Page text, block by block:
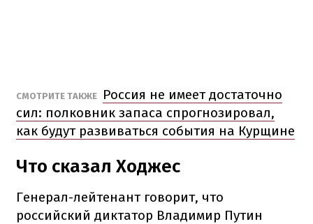
СМОТРИТЕ ТАКЖЕ
Россия не имеет достаточно
сил: полковник запаса спрогнозировал,
как будут развиваться события на Курщине
Что сказал Ходжес
Генерал-лейтенант говорит, что
российский диктатор Владимир Путин